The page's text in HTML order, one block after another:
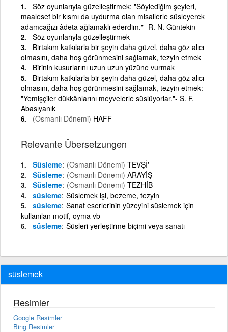
Söz oyunlarıyla güzelleştirmek: "Söylediğim şeyleri,
maalesef bir kısmı da uydurma olan misallerle süsleyerek
adamcağızı âdeta ağlamaklı ederdim."- R. N. Güntekin
Söz oyunlarıyla güzelleştirmek
Birtakım katkılarla bir şeyin daha güzel, daha göz alıcı
olmasını, daha hoş görünmesini sağlamak, tezyin etmek
Birinin kusurlarını uzun uzun yüzüne vurmak
Birtakım katkılarla bir şeyin daha güzel, daha göz alıcı
olmasını, daha hoş görünmesini sağlamak, tezyin etmek:
"Yemişçiler dükkânlarını meyvelerle süslüyorlar."- S. F.
Abasıyanık
(Osmanlı Dönemi) HAFF
Relevante Übersetzungen
Süsleme (Osmanlı Dönemi) TEVŞİ'
Süsleme (Osmanlı Dönemi) ARAYİŞ
Süsleme (Osmanlı Dönemi) TEZHİB
süsleme Süslemek işi, bezeme, tezyin
süsleme Sanat eserlerinin yüzeyini süslemek için
kullanılan motif, oyma vb
süsleme Süsleri yerleştirme biçimi veya sanatı
süslemek
Resimler
Google Resimler
Bing Resimler